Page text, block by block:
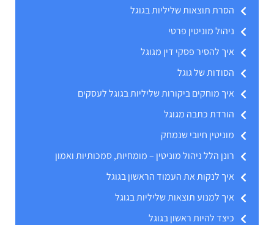
הסרת תוצאות שליליות בגוגל
ניהול מוניטין פרטי
איך להסיר פסקי דין מגוגל
הסודות של גוגל
איך מוחקים ביקורות שליליות בגוגל לעסקים
הורדת כתבה מגוגל
מוניטין חיובי שנמחק
רונן הלל ניהול מוניטין – מומחיות, סמכותיות ואמון
איך לנקות את העמוד הראשון בגוגל
איך למנוע תוצאות שליליות בגוגל
כיצד להיות ראשון בגוגל